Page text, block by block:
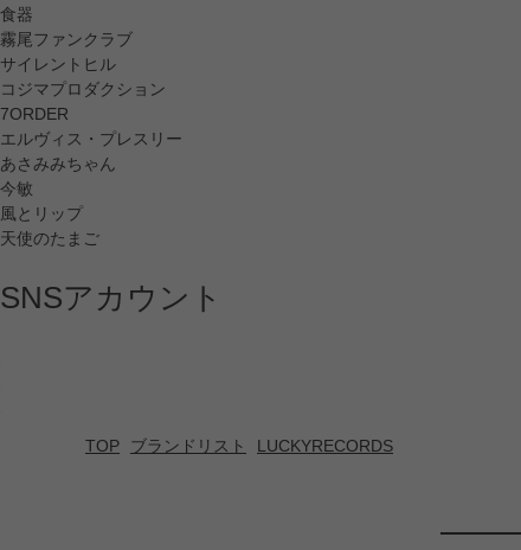
食器
霧尾ファンクラブ
サイレントヒル
コジマプロダクション
7ORDER
エルヴィス・プレスリー
あさみみちゃん
今敏
風とリップ
天使のたまご
SNSアカウント
TOP ブランドリスト LUCKYRECORDS